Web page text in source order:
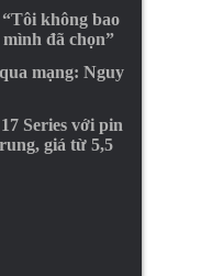
không bao
đã chọn”
mạng: Nguy
Series với pin
giá từ 5,5